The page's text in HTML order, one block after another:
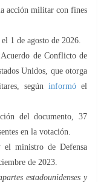
acción militar con fines
1 de agosto de 2026.
de Conflicto de
Unidos, que otorga
según informó el
del documento, 37
en la votación.
ministro de Defensa
de 2023.
estadounidenses y